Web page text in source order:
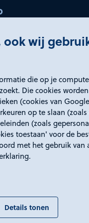
ook wij
die op je
Die cookies
(cookies van
op te slaan (zoals
(zoals
toestaan' voor de
met het gebruik van
Details tonen
2)
bereikbaar van